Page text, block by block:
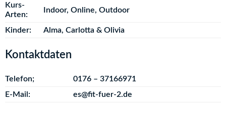
Kurs-
Arten:
Indoor, Online, Outdoor
Kinder: Alma, Carlotta & Olivia
Kontaktdaten
Telefon;
0176 – 37166971
E-Mail:
es@fit-fuer-2.de